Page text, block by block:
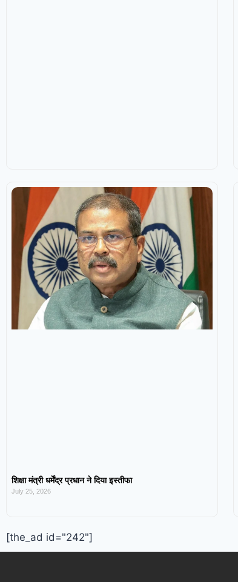
शिक्षा मंत्री धर्मेंद्र प्रधान ने दिया इस्तीफा
July 25, 2026
[the_ad id="242"]